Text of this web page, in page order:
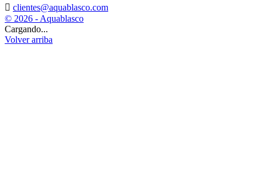
 clientes@aquablasco.com
© 2026 - Aquablasco
Cargando...
Volver arriba